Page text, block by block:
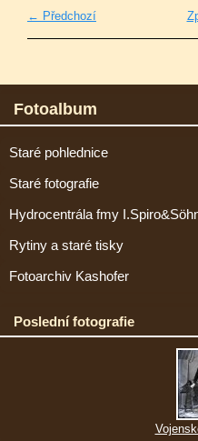
← Předchozí
Fotoalbum
Staré pohlednice
Staré fotografie
Hydrocentrála fmy
Rytiny a staré tisky
Fotoarchiv Kashofer
Poslední fotografie